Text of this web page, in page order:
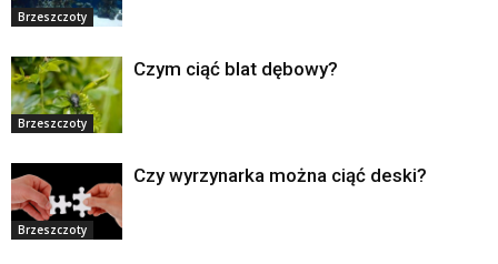
Brzeszczoty
Brzeszczoty
Czym ciąć blat dębowy?
Brzeszczoty
Czy wyrzynarka można ciąć deski?